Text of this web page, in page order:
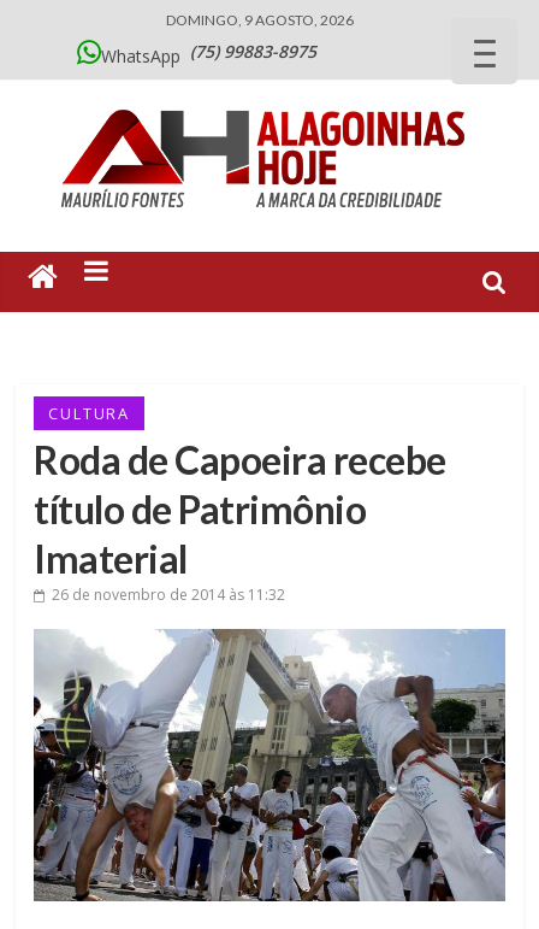
DOMINGO, 9 AGOSTO, 2026
WhatsApp (75) 99883-8975
CULTURA
Roda de Capoeira recebe
título de Patrimônio
Imaterial
26 de novembro de 2014às 11:32